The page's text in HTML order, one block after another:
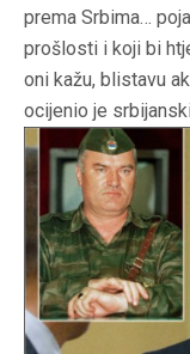
prema Srbima…
prošlosti i koji bi
oni kažu, blistavu
ocijenio je